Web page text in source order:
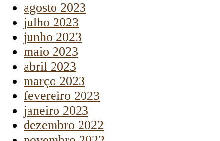
agosto 2023
julho 2023
junho 2023
maio 2023
abril 2023
março 2023
fevereiro 2023
janeiro 2023
dezembro 2022